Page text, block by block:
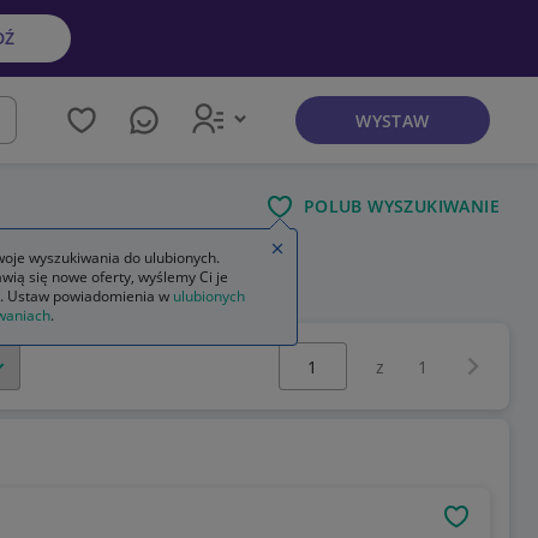
WYSTAW
POLUB WYSZUKIWANIE
Wybierz stronę:
z 1
wyszukiwania do ulubionych.
się nowe oferty, wyślemy Ci je
Ustaw powiadomienia w ulubionych
.
Zamknij wskazówkę